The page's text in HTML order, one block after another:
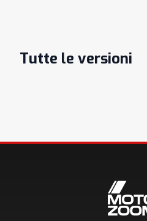
Tutte le versioni